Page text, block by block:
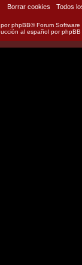
Todos
Borrar cookies
porphpBB® Forum
al español porphpBB